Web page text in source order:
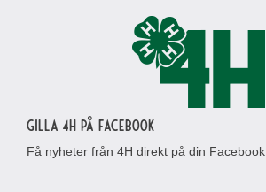
Gilla 4H på Facebook
Få nyheter från 4H direkt på din Facebook.